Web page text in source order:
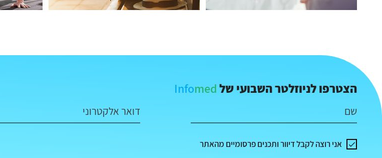
הצטרפו לניוזלטר השבועי של Infomed
שם דואר אלקטרוני
אני רוצה לקבל דיוור ותכנים פרסומיים מהאתר